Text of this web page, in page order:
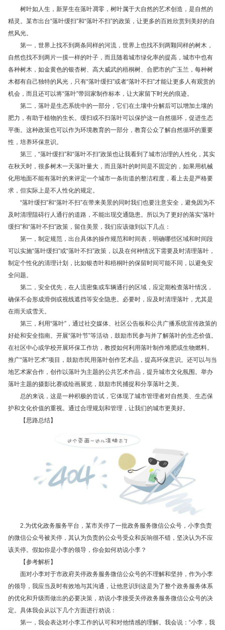
树叶如人生，新芽生在落叶凋零，树叶属于大自然的艺术创造，是自然的
精灵。某市出台“落叶缓扫”和“落叶不扫”的政策，让更多的百姓欣赏到美好的自
然风光。
第一，世界上找不到两条同样的河流，世界上也找不到两颗同样的树木，
自然也找不到两片一摸一样的叶子，而且随着城市绿化率的提高，城市中也有
各种树木，如金黄色的银杏树、高大威武的梧桐树、合肥市的广玉兰，每种树
木都有自己独特的风光，只有“落叶缓扫”或者“落叶不扫”才能让更多人有观赏的
机会，而且还可以将“落叶”带回家制作标本，让大家留下时光的痕迹。
第二，落叶是生态系统中的一部分，它们在土壤中分解后可以增加土壤的
肥力，有助于植物的生长。缓扫或不扫落叶可以保护这一自然循环，促进生态
平衡。这种政策也可以作为环境教育的一部分，教育公众了解自然循环的重要
性，培养环保意识。
第三，“落叶缓扫”和“落叶不扫”政策也让我看到了城市治理的人性化，其实
在秋天时，很多树木一天落叶量大，而且落叶的时间是不固定的，如果用机械
化用地面不能有落叶的来评定一个城市一条街道的整洁程度，看上去是严格要
求，但实际上是不人性化的规定。
“落叶缓扫”和“落叶不扫”在带来美景的同时我们也要注意安全，避免因为不
及时清理阻碍行人通行的道路，不能出现交通隐患。所以为了更好的落实“落叶
缓扫”和“落叶不扫”政策，留住美景，我们应该做到以下几点：
第一，制定规范，出台具体的操作规范和时间表，明确哪些区域和时间段
可以实施“落叶缓扫”或“落叶不扫”政策，以及在何种情况下需要及时清理落叶，
制定个性化的清理计划，比如银杏叶和梧桐叶的保留时间可能不同，以避免安
全问题。
第二，安全优先，在人流密集或车辆通行的区域，应定期检查落叶情况，
确保不会形成滑倒或视线遮挡等安全隐患。必要时，应及时清理落叶，尤其是
在雨天或雪天。
第三，利用“落叶”，通过社交媒体、社区公告板和公共广播系统宣传政策的
好处和安全指南。开展“落叶节”等活动，鼓励市民参与并了解落叶的生态价值。
在社区中心或学校开展环保工作坊，教授如何利用落叶制作堆肥或生物燃料。
推广“落叶艺术”项目，鼓励市民用落叶创作艺术品，提高环保意识。还可以与当
地艺术家合作，创作以落叶为主题的公共艺术作品，提升城市文化氛围。举办
落叶主题的摄影比赛或绘画展览，鼓励市民捕捉和分享落叶之美。
总的来说，这是一种积极的尝试，它体现了城市管理者对自然美、生态保
护和文化价值的重视。通过合理规划和管理，让我们的城市更美好。
【思路总结】
2. 为优化政务服务平台，某市关停了一批政务服务微信公众号，小李负责
的微信公众号被关停，其认为负责的公众号受众和反响很不错，坚决认为不应
该关停。假如你是小李的领导，你会如何劝说小李？
【参考解析】
面对小李对于市政府关停政务服务微信公众号的不理解和坚持，作为小李
的领导，我应当及时有效地与其沟通，让他意识到这是为了整个政务服务体系
的优化和升级而做出的必要决策，劝说小李接受关停政务服务微信公众号的决
定。具体我会从以下几个方面进行劝说：
第一，我会表达对小李工作的认可和对他情感的理解。我会说：“小李，我